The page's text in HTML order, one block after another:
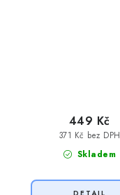
Skladem
371 Kč bez DPH
449 Kč